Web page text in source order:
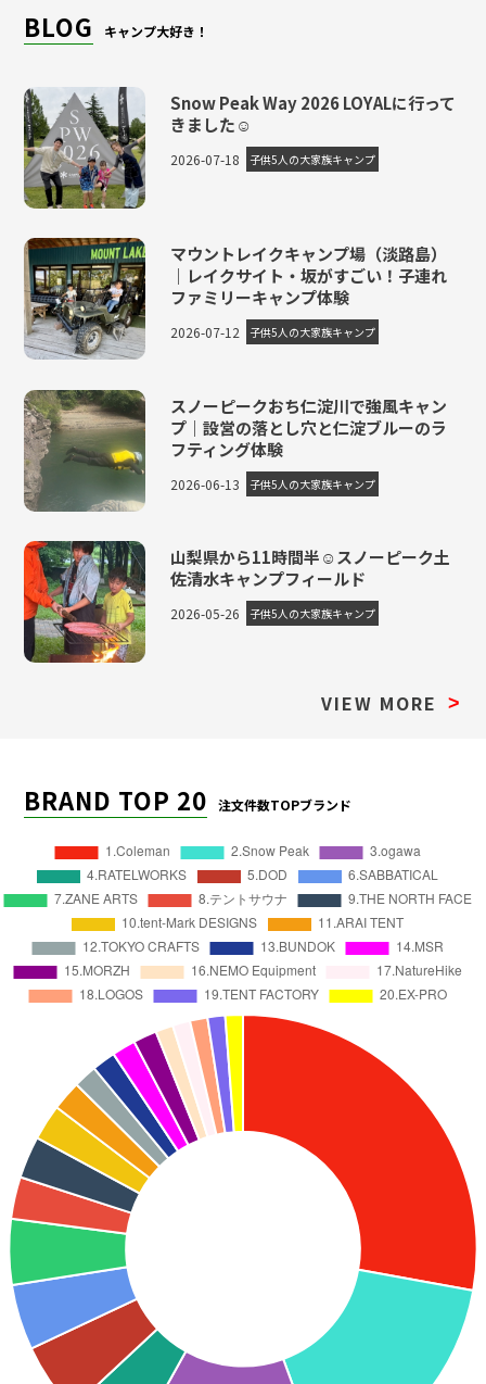
BLOG キャンプ大好き！
Snow Peak Way 2026 LOYALに行って
きました☺
2026-07-18 子供5人の大家族キャンプ
マウントレイクキャンプ場（淡路島）
｜レイクサイト・坂がすごい！子連れ
ファミリーキャンプ体験
2026-07-12 子供5人の大家族キャンプ
スノーピークおち仁淀川で強風キャン
プ｜設営の落とし穴と仁淀ブルーのラ
フティング体験
2026-06-13 子供5人の大家族キャンプ
山梨県から11時間半☺スノーピーク土
佐清水キャンプフィールド
2026-05-26 子供5人の大家族キャンプ
VIEW MORE >
BRAND TOP 20 注文件数TOPブランド